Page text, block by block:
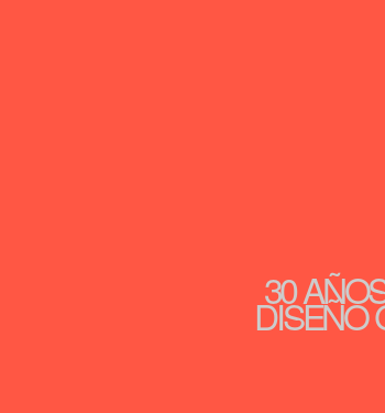
30
DISEÑO